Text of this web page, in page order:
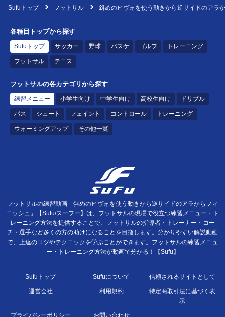
Sufuトップ フットサル 斜めのピヴォを使う動きから逆サイドのアラ
各種目トップから探す
Sufuトップ サッカー 野球 バスケ ゴルフ トレーニング
フットサル テニス
フットサルの各カテゴリから探す
練習メニュー 小学生向け 中学生向け 高校生向け ドリブル
パス シュート フェイント コントロール トレーニング
ウォーミングアップ その他一覧
フットサルの練習動画「斜めのピヴォを使う動きから逆サイドのアラからフィ
ニッシュ」【Sufu/スーフー】は、フットサルの現場で役立つ練習メニュー・ト
レーニング方法を提供することで、フットサルの指導者・トレーナー・コー
チ・選手など多くの方の助けになることを目指します。分かりやすい解説動画
で、上達のコツやテクニックを学ぶことができます。フットサルの練習メニュ
ー・トレーニング方法が動画で分かる！【Sufu】
Sufuトップ Sufuについて 信頼されるサイトとして
運営会社 利用規約
特定商取引法に基づく表
示
プライバシーポリシー お問い合わせ